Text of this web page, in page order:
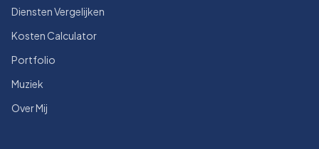
Diensten Vergelijken
Kosten Calculator
Portfolio
Muziek
Over Mij